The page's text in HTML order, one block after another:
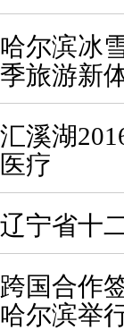
哈尔滨冰
季旅游新
汇溪湖
医疗
辽宁省十
跨国合作
哈尔滨举